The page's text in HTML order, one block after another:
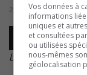
21 novembre 2022 |
Lecteur
audio
00:00
Louis
Vos données à
informations
uniques et
et consultées
ou utilisées
nous-mêmes
géolocalisation